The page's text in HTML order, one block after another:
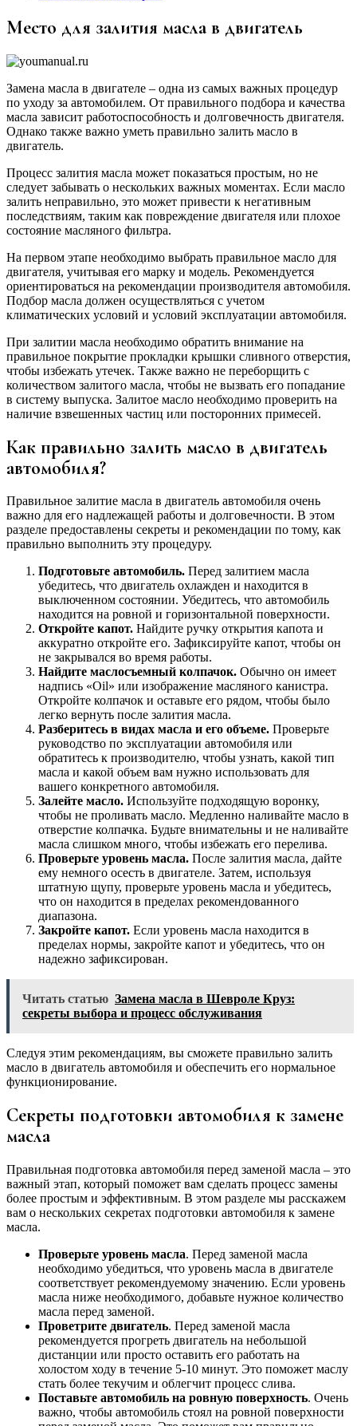
Место для залития масла в двигатель
Замена масла в двигателе – одна из самых важных процедур
по уходу за автомобилем. От правильного подбора и качества
масла зависит работоспособность и долговечность двигателя.
Однако также важно уметь правильно залить масло в
двигатель.
Процесс залития масла может показаться простым, но не
следует забывать о нескольких важных моментах. Если масло
залить неправильно, это может привести к негативным
последствиям, таким как повреждение двигателя или плохое
состояние масляного фильтра.
На первом этапе необходимо выбрать правильное масло для
двигателя, учитывая его марку и модель. Рекомендуется
ориентироваться на рекомендации производителя автомобиля.
Подбор масла должен осуществляться с учетом
климатических условий и условий эксплуатации автомобиля.
При залитии масла необходимо обратить внимание на
правильное покрытие прокладки крышки сливного отверстия,
чтобы избежать утечек. Также важно не переборщить с
количеством залитого масла, чтобы не вызвать его попадание
в систему выпуска. Залитое масло необходимо проверить на
наличие взвешенных частиц или посторонних примесей.
Как правильно залить масло в двигатель
автомобиля?
Правильное залитие масла в двигатель автомобиля очень
важно для его надлежащей работы и долговечности. В этом
разделе предоставлены секреты и рекомендации по тому, как
правильно выполнить эту процедуру.
Подготовьте автомобиль. Перед залитием масла
убедитесь, что двигатель охлажден и находится в
выключенном состоянии. Убедитесь, что автомобиль
находится на ровной и горизонтальной поверхности.
Откройте капот. Найдите ручку открытия капота и
аккуратно откройте его. Зафиксируйте капот, чтобы он
не закрывался во время работы.
Найдите маслосъемный колпачок. Обычно он имеет
надпись «Oil» или изображение масляного канистра.
Откройте колпачок и оставьте его рядом, чтобы было
легко вернуть после залития масла.
Разберитесь в видах масла и его объеме. Проверьте
руководство по эксплуатации автомобиля или
обратитесь к производителю, чтобы узнать, какой тип
масла и какой объем вам нужно использовать для
вашего конкретного автомобиля.
Залейте масло. Используйте подходящую воронку,
чтобы не проливать масло. Медленно наливайте масло в
отверстие колпачка. Будьте внимательны и не наливайте
масла слишком много, чтобы избежать его перелива.
Проверьте уровень масла. После залития масла, дайте
ему немного осесть в двигателе. Затем, используя
штатную щупу, проверьте уровень масла и убедитесь,
что он находится в пределах рекомендованного
диапазона.
Закройте капот. Если уровень масла находится в
пределах нормы, закройте капот и убедитесь, что он
надежно зафиксирован.
Читать статью Замена масла в Шевроле Круз:
секреты выбора и процесс обслуживания
Следуя этим рекомендациям, вы сможете правильно залить
масло в двигатель автомобиля и обеспечить его нормальное
функционирование.
Секреты подготовки автомобиля к замене
масла
Правильная подготовка автомобиля перед заменой масла – это
важный этап, который поможет вам сделать процесс замены
более простым и эффективным. В этом разделе мы расскажем
вам о нескольких секретах подготовки автомобиля к замене
масла.
Проверьте уровень масла. Перед заменой масла
необходимо убедиться, что уровень масла в двигателе
соответствует рекомендуемому значению. Если уровень
масла ниже необходимого, добавьте нужное количество
масла перед заменой.
Проветрите двигатель. Перед заменой масла
рекомендуется прогреть двигатель на небольшой
дистанции или просто оставить его работать на
холостом ходу в течение 5-10 минут. Это поможет маслу
стать более текучим и облегчит процесс слива.
Поставьте автомобиль на ровную поверхность. Очень
важно, чтобы автомобиль стоял на ровной поверхности